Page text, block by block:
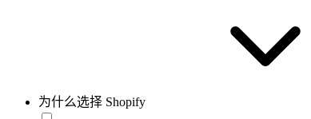
为什么选择 Shopify